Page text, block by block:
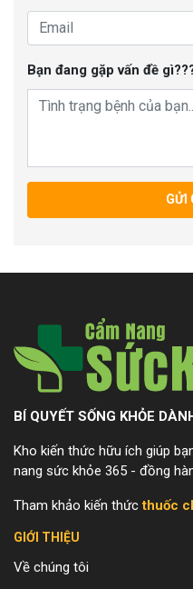
Bạn đang gặp vấn đề
GỬI
BÍ QUYẾT SỐNG KHỎE
Kho kiến thức hữu ích giúp
nang sức khỏe 365 - đồng
Tham khảo kiến thứcthuốc
GIỚI THIỆU
Về chúng tôi